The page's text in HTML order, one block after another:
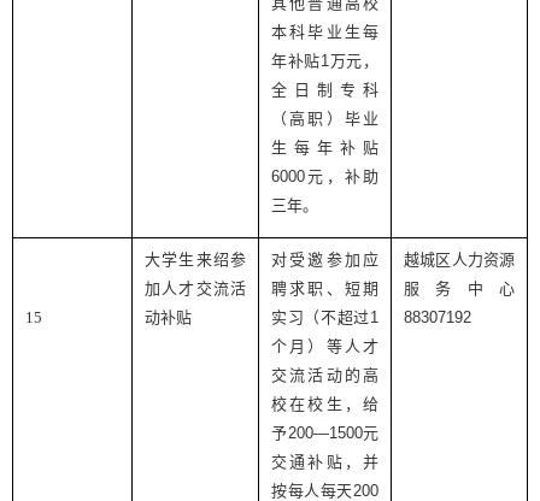
本科毕业生每
年补贴1万元，
全日制专科
（高职）毕业
生每年补贴
6000元，补助
三年。
15
大学生来绍参
加人才交流活
动补贴
对受邀参加应
聘求职、短期
实习（不超过1
个月）等人才
交流活动的高
校在校生，给
予200—1500元
交通补贴，并
按每人每天200
越城区人力资源
服务中心
88307192